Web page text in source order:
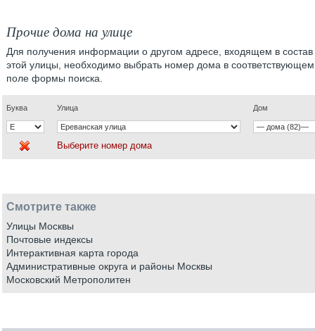
Прочие дома на улице
Для получения информации о другом адресе, входящем в состав
этой улицы, необходимо выбрать номер дома в соответствующем
поле формы поиска.
Буква Улица Дом
Выберите номер дома
Смотрите также
Улицы Москвы
Почтовые индексы
Интерактивная карта города
Административные округа и районы Москвы
Московский Метрополитен